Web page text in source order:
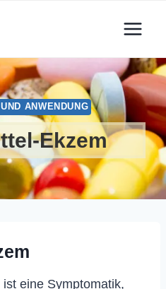
ANWENDUNG
Ekzem
eine Symptomatik,